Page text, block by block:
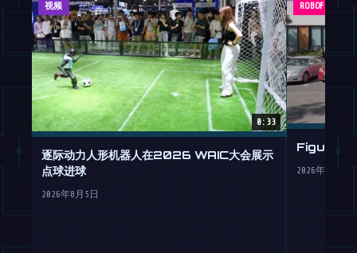
视频
0:33
逐际动力人形机器人在2026 WAIC大会展示
点球进球
2026年8月5日
ROBOFEED
Figure的
2026年7月30